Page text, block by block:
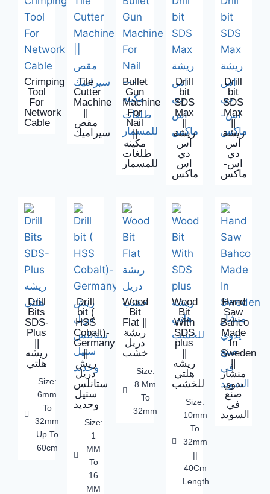
Crimping
Tool
For
Network
Cable
Tile
Cutter
Machine
||
مقص
سيراميك
Bullet
Gun
Machine
For
Nail
||
مكينه
طلغات
للمسمار
Drill
bit
SDS
Max
||
ريشة
اس
دي
اس
ماكس
Drill
bit
SDS
Max
||
ريشة
اس
دي
اس-
ماكس
Drill
Bits
SDS-
Plus
||
ريشه
هلتي
Size:
6mm
To
32mm
Up To
60cm
Drill
bit (
HSS
Cobalt)-
Germany
||
ريش
دريل
ستانلس
ستيل
وحديد
Size:
1
MM
To
16
MM
Wood
Bit
Flat ||
ريشة
دريل
خشب
Size:
8 Mm
To
32mm
Wood
Bit
With
SDS
plus
||
ريشه
هلتي
للخشب
Size:
10mm
To
32mm
||
40Cm
Length
Hand
Saw
Bahco
Made
In
Sweden
||
منشار
يدوي
صنع
في
السويد